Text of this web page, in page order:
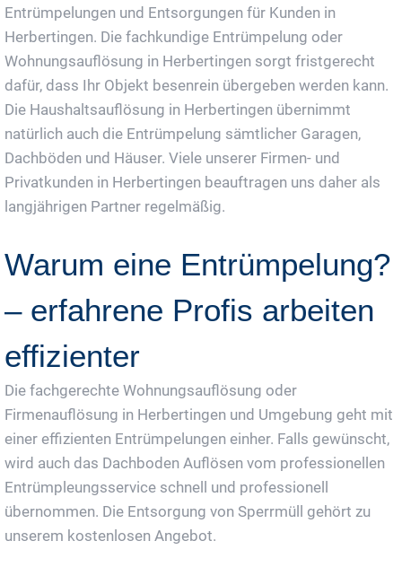
Entrümpelungen und Entsorgungen für Kunden in
Herbertingen. Die fachkundige Entrümpelung oder
Wohnungsauflösung in Herbertingen sorgt fristgerecht
dafür, dass Ihr Objekt besenrein übergeben werden kann.
Die Haushaltsauflösung in Herbertingen übernimmt
natürlich auch die Entrümpelung sämtlicher Garagen,
Dachböden und Häuser. Viele unserer Firmen- und
Privatkunden in Herbertingen beauftragen uns daher als
langjährigen Partner regelmäßig.
Warum eine Entrümpelung?
– erfahrene Profis arbeiten
effizienter
Die fachgerechte Wohnungsauflösung oder
Firmenauflösung in Herbertingen und Umgebung geht mit
einer effizienten Entrümpelungen einher. Falls gewünscht,
wird auch das Dachboden Auflösen vom professionellen
Entrümpleungsservice schnell und professionell
übernommen. Die Entsorgung von Sperrmüll gehört zu
unserem kostenlosen Angebot.